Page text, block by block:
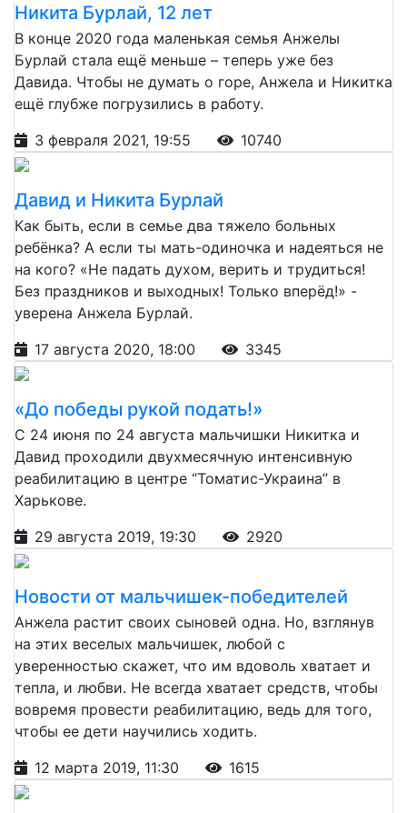
Никита Бурлай, 12 лет
В конце 2020 года маленькая семья Анжелы
Бурлай стала ещё меньше – теперь уже без
Давида. Чтобы не думать о горе, Анжела и Никитка
ещё глубже погрузились в работу.
3 февраля 2021, 19:55
10740
Давид и Никита Бурлай
Как быть, если в семье два тяжело больных
ребёнка? А если ты мать-одиночка и надеяться не
на кого? «Не падать духом, верить и трудиться!
Без праздников и выходных! Только вперёд!» -
уверена Анжела Бурлай.
17 августа 2020, 18:00
3345
«До победы рукой подать!»
С 24 июня по 24 августа мальчишки Никитка и
Давид проходили двухмесячную интенсивную
реабилитацию в центре “Томатис-Украина” в
Харькове.
29 августа 2019, 19:30
2920
Новости от мальчишек-победителей
Анжела растит своих сыновей одна. Но, взглянув
на этих веселых мальчишек, любой с
уверенностью скажет, что им вдоволь хватает и
тепла, и любви. Не всегда хватает средств, чтобы
вовремя провести реабилитацию, ведь для того,
чтобы ее дети научились ходить.
12 марта 2019, 11:30
1615